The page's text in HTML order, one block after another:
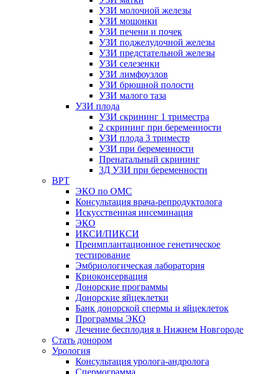
УЗИ молочной железы
УЗИ мошонки
УЗИ печени и почек
УЗИ поджелудочной железы
УЗИ предстательной железы
УЗИ селезенки
УЗИ лимфоузлов
УЗИ брюшной полости
УЗИ малого таза
УЗИ плода
УЗИ скрининг 1 триместра
2 скрининг при беременности
УЗИ плода 3 триместр
УЗИ при беременности
Пренатальный скрининг
3Д УЗИ при беременности
ВРТ
ЭКО по ОМС
Консультация врача-репродуктолога
Искусственная инсеминация
ЭКО
ИКСИ/ПИКСИ
Преимплантационное генетическое
тестирование
Эмбриологическая лаборатория
Криоконсервация
Донорские программы
Донорские яйцеклетки
Банк донорской спермы и яйцеклеток
Программы ЭКО
Лечение бесплодия в Нижнем Новгороде
Стать донором
Урология
Консультация уролога-андролога